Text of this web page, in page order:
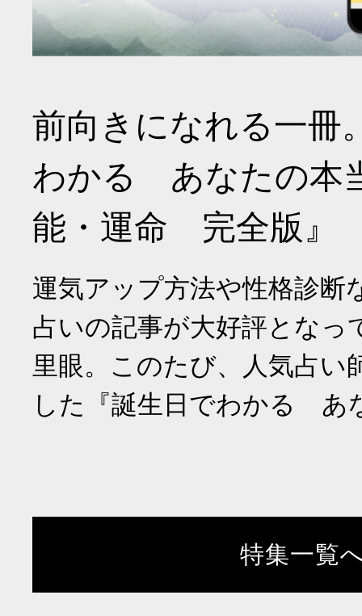
前向きになれる一冊
わかる あなたの本
能・運命 完全版』
運気アップ方法や性格診断
占いの記事が大好評となっ
里眼。このたび、人気占い
した『誕生日でわかる あ
特集一覧